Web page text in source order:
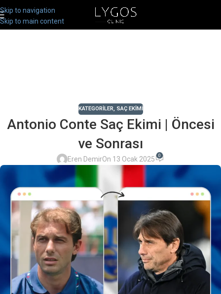
Skip to navigation
Skip to main content
KATEGORILER, SAÇ EKIMI
Antonio Conte Saç Ekimi | Öncesi
ve Sonrası
Eren DemirOn 13 Ocak 2025 0